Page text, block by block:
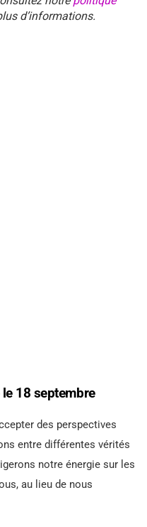
d’informations.
18 septembre
des perspectives
entre différentes vérités
notre énergie sur les
au lieu de nous